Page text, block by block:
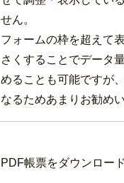
せん。
フォームの枠を超えて
さくすることでデータ
めることも可能ですが
なるためあまりお勧め
PDF帳票をダウンロー